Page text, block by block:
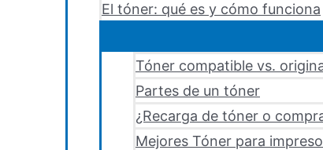
El tóner: qué es y cómo funciona
Tóner compatible vs.
Partes de un tóner
¿Recarga de tóner o
Mejores Tóner para